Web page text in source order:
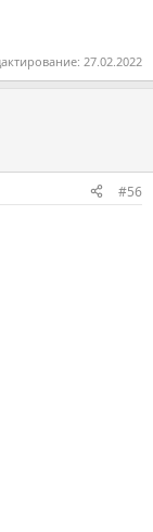
27.02.2022
#56